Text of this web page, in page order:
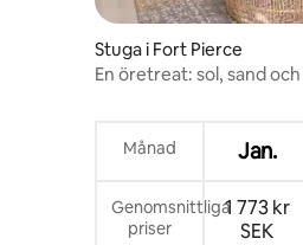
Stuga i Fort Pierce
En öretreat: sol, sand
Månad Jan.
Genomsnittliga
priser
1 773 kr
SEK